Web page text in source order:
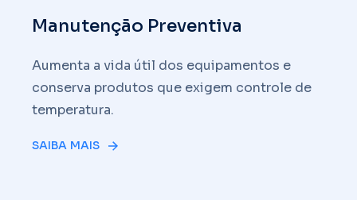
Manutenção Preventiva
Aumenta a vida útil dos equipamentos e
conserva produtos que exigem controle de
temperatura.
SAIBA MAIS